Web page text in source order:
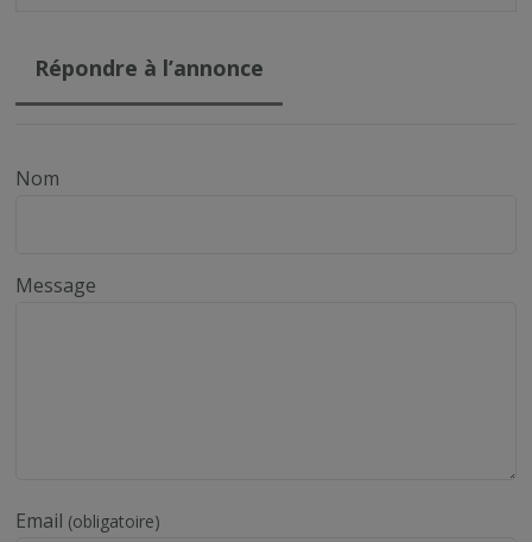
Répondre à l’annonce
Nom
Message
Email (obligatoire)